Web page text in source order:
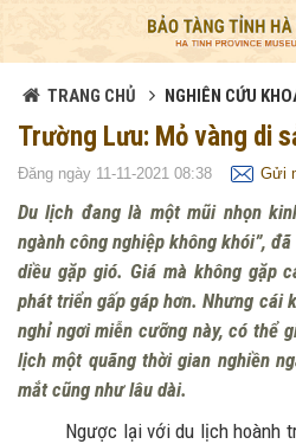
TRANG CHỦ NGHIÊN CỨU
Trường Lưu: Mỏ vàng di
Đăng ngày 11-11-2021 08:38 Gửi
Du lịch đang là một mũi nhọn
ngành công nghiệp không khói”,
diều gặp gió. Giá mà không gặp
phát triển gấp gáp hơn. Nhưng cái
nghỉ ngơi miễn cưỡng này, có thể
lịch một quãng thời gian nghiền
mắt cũng như lâu dài.
Ngược lại với du lịch hoành
Đã kết nối EMC